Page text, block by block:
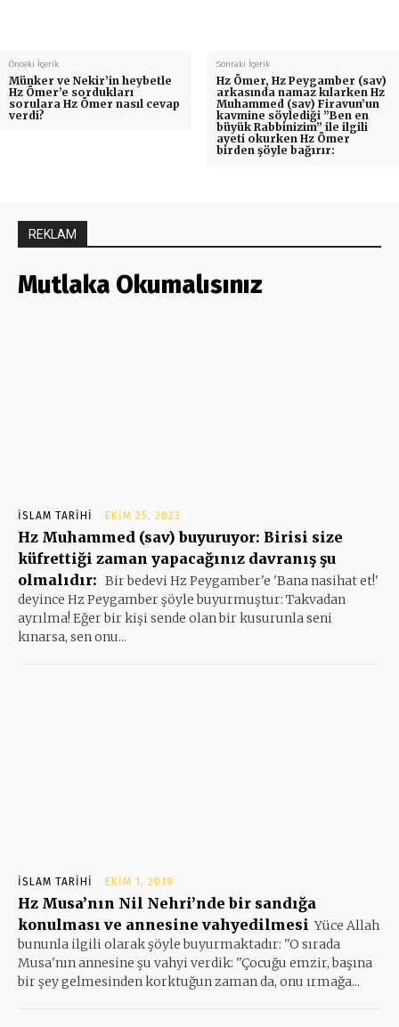
Önceki İçerik
Münker ve Nekir’in heybetle
Hz Ömer’e sordukları
sorulara Hz Ömer nasıl cevap
verdi?
Sonraki İçerik
Hz Ömer, Hz Peygamber (sav)
arkasında namaz kılarken Hz
Muhammed (sav) Firavun’un
kavmine söylediği ”Ben en
büyük Rabbinizim” ile ilgili
ayeti okurken Hz Ömer
birden şöyle bağırır:
REKLAM
Mutlaka Okumalısınız
İSLAM TARIHI EKIM 25, 2023
Hz Muhammed (sav) buyuruyor: Birisi size
küfrettiği zaman yapacağınız davranış şu
olmalıdır: Bir bedevi Hz Peygamber'e 'Bana nasihat et!'
deyince Hz Peygamber şöyle buyurmuştur: Takvadan
ayrılma! Eğer bir kişi sende olan bir kusurunla seni
kınarsa, sen onu...
İSLAM TARIHI EKIM 1, 2019
Hz Musa’nın Nil Nehri’nde bir sandığa
konulması ve annesine vahyedilmesi Yüce Allah
bununla ilgili olarak şöyle buyurmaktadır: ''O sırada
Musa'nın annesine şu vahyi verdik: ''Çocuğu emzir, başına
bir şey gelmesinden korktuğun zaman da, onu ırmağa...